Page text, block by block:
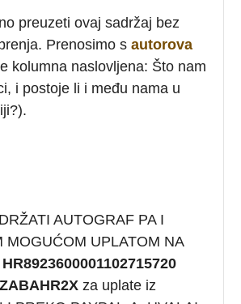
preuzeti ovaj sadržaj bez
Prenosimo sautorova
kolumna naslovljena: Što nam
i postoje li i među nama u
AUTOGRAF PA I
MOGUĆOM UPLATOM NA
HR8923600001102715720
ZABAHR2X za uplate iz